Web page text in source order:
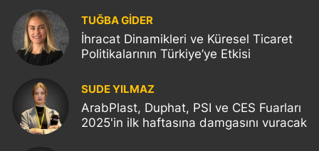
TUĞBA GİDER
İhracat Dinamikleri ve Küresel Ticaret
Politikalarının Türkiye’ye Etkisi
SUDE YILMAZ
ArabPlast, Duphat, PSI ve CES Fuarları
2025'in ilk haftasına damgasını vuracak